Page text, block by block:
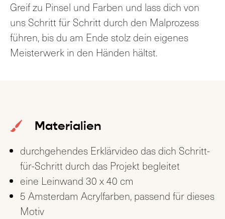
Greif zu Pinsel und Farben und lass dich von
uns Schritt für Schritt durch den Malprozess
führen, bis du am Ende stolz dein eigenes
Meisterwerk in den Händen hältst.
Materialien
durchgehendes Erklärvideo das dich Schritt-
für-Schritt durch das Projekt begleitet
eine Leinwand 30 x 40 cm
5 Amsterdam Acrylfarben, passend für dieses
Motiv